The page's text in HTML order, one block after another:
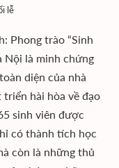
lễ
Phong trào “Sinh
Nội là minh chứng
diện của nhà
hài hòa về đạo
sinh viên được
có thành tích học
còn là những thủ